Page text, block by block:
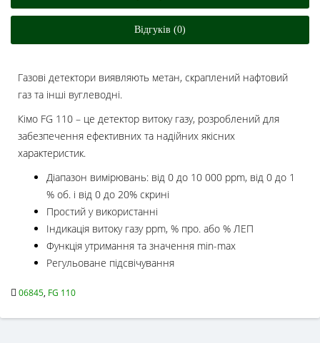
Відгуків (0)
Газові детектори виявляють метан, скраплений нафтовий
газ та інші вуглеводні.
Кімо FG 110 – це детектор витоку газу, розроблений для
забезпечення ефективних та надійних якісних
характеристик.
Діапазон вимірювань: від 0 до 10 000 ppm, від 0 до 1
% об. і від 0 до 20% скрині
Простий у використанні
Індикація витоку газу ppm, % про. або % ЛЕП
Функція утримання та значення min-max
Регульоване підсвічування
06845, FG 110